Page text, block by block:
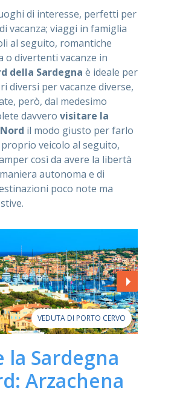
di interesse, perfetti per
vacanza; viaggi in famiglia
al seguito, romantiche
o divertenti vacanze in
della Sardegna è ideale per
diversi per vacanze diverse,
però, dal medesimo
davvero visitare la
il modo giusto per farlo
veicolo al seguito,
così da avere la libertà
autonoma e di
poco note ma
VEDUTA DI PORTO CERVO
la Sardegna
Arzachena